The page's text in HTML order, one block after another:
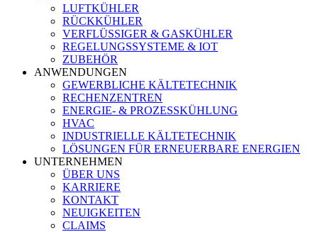
LUFTKÜHLER
RÜCKKÜHLER
VERFLÜSSIGER & GASKÜHLER
REGELUNGSSYSTEME & IOT
ZUBEHÖR
ANWENDUNGEN
GEWERBLICHE KÄLTETECHNIK
RECHENZENTREN
ENERGIE- & PROZESSKÜHLUNG
HVAC
INDUSTRIELLE KÄLTETECHNIK
LÖSUNGEN FÜR ERNEUERBARE ENERGIEN
UNTERNEHMEN
ÜBER UNS
KARRIERE
KONTAKT
NEUIGKEITEN
CLAIMS